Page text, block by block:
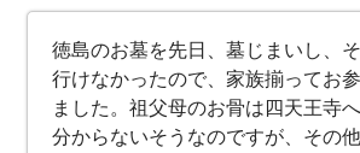
徳島のお墓を先日、墓じまいし、
行けなかったので、家族揃ってお
ました。祖父母のお骨は四天王寺
分からないそうなのですが、その